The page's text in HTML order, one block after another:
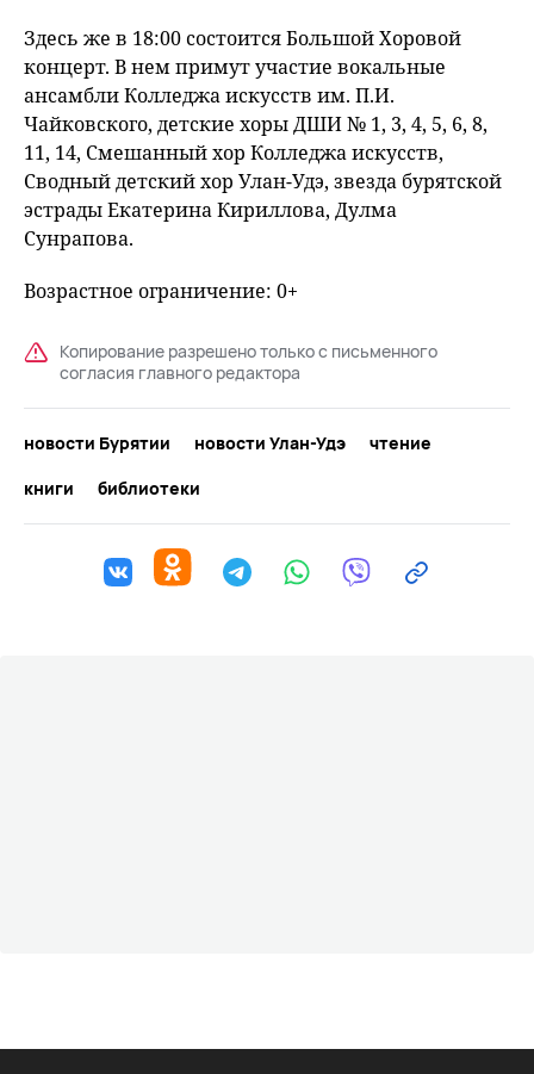
Здесь же в 18:00 состоится Большой Хоровой
концерт. В нем примут участие вокальные
ансамбли Колледжа искусств им. П.И.
Чайковского, детские хоры ДШИ № 1, 3, 4, 5, 6, 8,
11, 14, Смешанный хор Колледжа искусств,
Сводный детский хор Улан-Удэ, звезда бурятской
эстрады Екатерина Кириллова, Дулма
Сунрапова.
Возрастное ограничение: 0+
Копирование разрешено только с письменного
согласия главного редактора
новости Бурятии новости Улан-Удэ
чтение
книги
библиотеки